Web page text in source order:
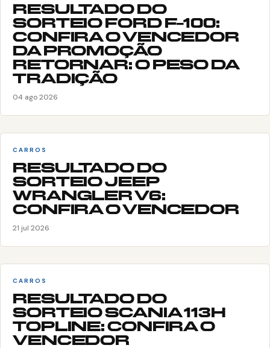
RESULTADO DO
SORTEIO FORD F-100:
CONFIRA O VENCEDOR
DA PROMOÇÃO
RETORNAR: O PESO DA
TRADIÇÃO
04 ago 2026
CARROS
RESULTADO DO
SORTEIO JEEP
WRANGLER V6:
CONFIRA O VENCEDOR
21 jul 2026
CARROS
RESULTADO DO
SORTEIO SCANIA 113H
TOPLINE: CONFIRA O
VENCEDOR